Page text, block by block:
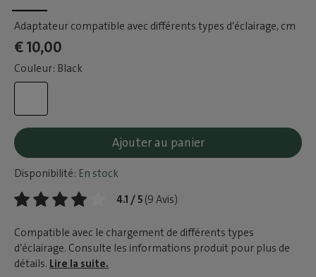
Adaptateur compatible avec différents types d’éclairage, cm
€ 10,00
Couleur: Black
Ajouter au panier
Disponibilité: En stock
4.1 / 5 (9 Avis)
Compatible avec le chargement de différents types
d’éclairage. Consulte les informations produit pour plus de
détails. Lire la suite.